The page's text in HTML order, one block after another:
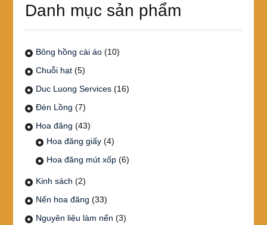
Danh mục sản phẩm
Bông hồng cài áo (10)
Chuỗi hạt (5)
Duc Luong Services (16)
Đèn Lồng (7)
Hoa đăng (43)
Hoa đăng giấy (4)
Hoa đăng mút xốp (6)
Kinh sách (2)
Nến hoa đăng (33)
Nguyên liệu làm nến (3)